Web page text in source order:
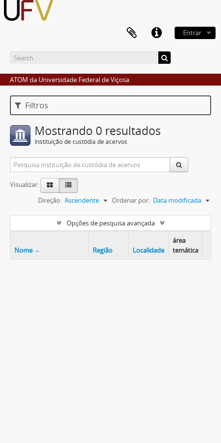
Entrar
ATOM da Universidade Federal de Viçosa
Filtros
Mostrando 0 resultados
Instituição de custódia de acervos
Visualizar:
Ordenar por: Data modificada
Direção: Ascendente
Opções de pesquisa avançada
Nome Região Localidade
área
temática